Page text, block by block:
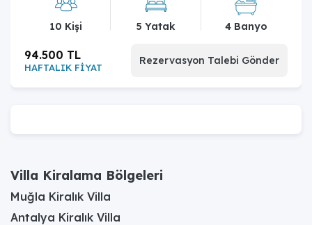
10 Kişi 5 Yatak 4 Banyo
HAFTALIK FİYAT
94.500 TL Rezervasyon Talebi Gönder
Villa Kiralama Bölgeleri
Muğla Kiralık Villa
Antalya Kiralık Villa